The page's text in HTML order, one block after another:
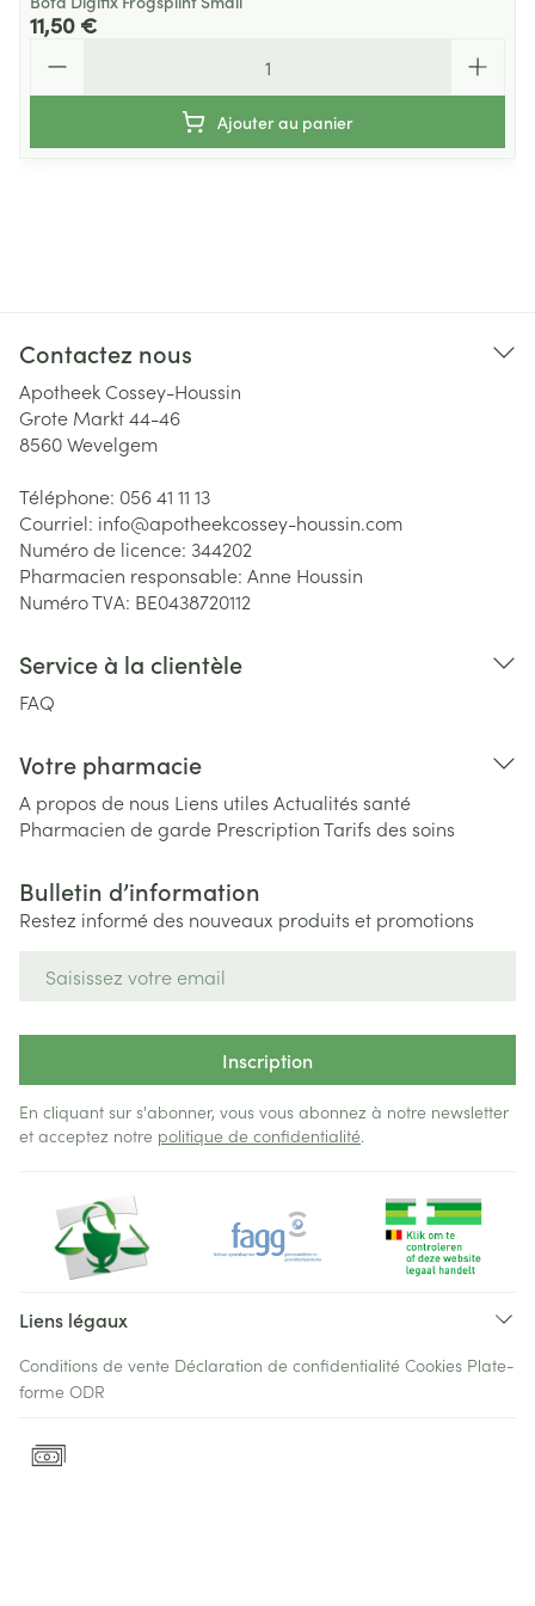
11,50 €
Ajouter au panier
Contactez nous
Apotheek Cossey-Houssin
Grote Markt 44-46
8560Wevelgem
Téléphone: 056 41 11 13
Courriel: info@apotheekcossey-houssin.com
Numéro de licence: 344202
Pharmacien responsable: Anne Houssin
Numéro TVA: BE0438720112
Service à la clientèle
FAQ
Votre pharmacie
A propos de nous Liens utiles Actualités santé
Pharmacien de garde PrescriptionTarifs des soins
Bulletin d’information
Restez informé des nouveaux produits et promotions
Inscription
En cliquant sur s'abonner, vous vous abonnez à notre newsletter
et acceptez notre politique de confidentialité.
Liens légaux
Conditions de vente Déclaration de confidentialité Cookies Plate-
forme ODR